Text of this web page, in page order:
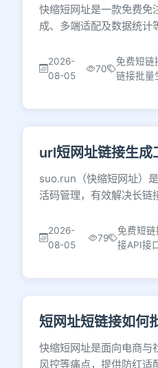
快缩短网址是一款免费免
成、多端适配及数据统计
2026-
08-05
70
免费短链
链接批量
url短网址链接生成
suo.run（快缩短网址）
活码管理，有效解决长链
2026-
08-05
79
免费短
接API接
短网址短链接如何
快缩短网址是面向电商与
风控等痛点，提供防红适